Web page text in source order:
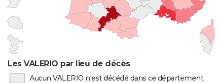
Les VALERIO par lieu de décès
Aucun VALERIO n'est décédé dans ce département